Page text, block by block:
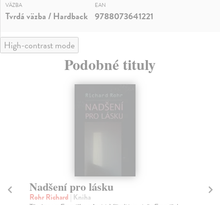
VÄZBA
Tvrdá väzba / Hardback
EAN
9788073641221
High-contrast mode
Podobné tituly
Nadšení pro lásku
Rohr Richard | Kniha